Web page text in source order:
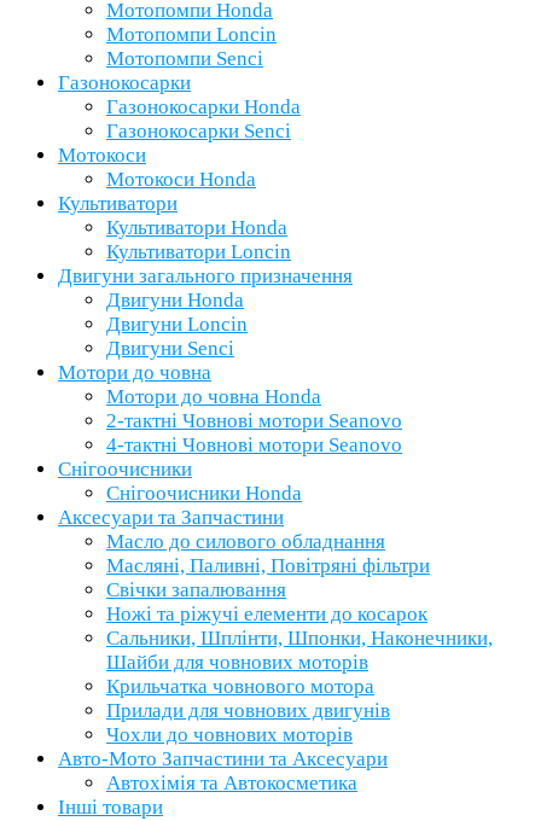
Мотопомпи Honda
Мотопомпи Loncin
Мотопомпи Senci
Газонокосарки
Газонокосарки Honda
Газонокосарки Senci
Мотокоси
Мотокоси Honda
Культиватори
Культиватори Honda
Культиватори Loncin
Двигуни загального призначення
Двигуни Honda
Двигуни Loncin
Двигуни Senci
Мотори до човна
Мотори до човна Honda
2-тактні Човнові мотори Seanovo
4-тактні Човнові мотори Seanovo
Снігоочисники
Снігоочисники Honda
Аксесуари та Запчастини
Масло до силового обладнання
Масляні, Паливні, Повітряні фільтри
Свічки запалювання
Ножі та ріжучі елементи до косарок
Сальники, Шплінти, Шпонки, Наконечники,
Шайби для човнових моторів
Крильчатка човнового мотора
Прилади для човнових двигунів
Чохли до човнових моторів
Авто-Мото Запчастини та Аксесуари
Автохімія та Автокосметика
Інші товари